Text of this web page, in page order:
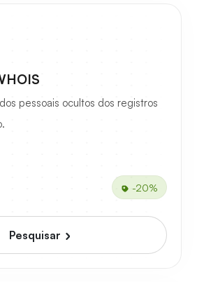
pessoais ocultos dos registros
-20%
Pesquisar